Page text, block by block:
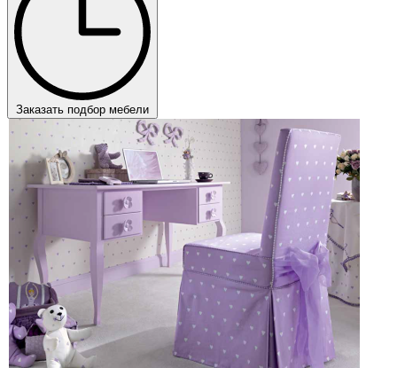
Заказать подбор мебели